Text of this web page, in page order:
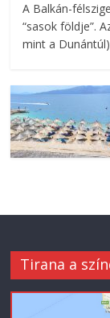
A Balkán-
“sasok földje”.
mint a
Tirana a